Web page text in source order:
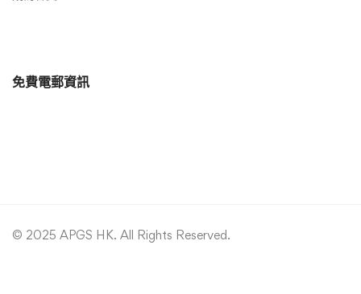
免費電郵資訊
© 2025 APGS HK. All Rights Reserved.